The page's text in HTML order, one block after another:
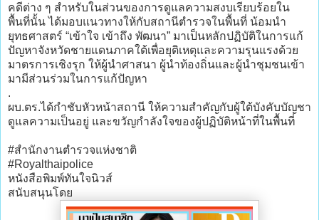
คดีต่าง ๆ สำหรับในส่วนของการดูแลความสงบเรียบร้อยใน
พื้นที่นั้น ได้มอบแนวทางให้กับสถานีตำรวจในพื้นที่ น้อมนำ
ยุทธศาสตร์ “เข้าใจ เข้าถึง พัฒนา” มาเป็นหลักปฏิบัติในการแก้
ปัญหาจังหวัดชายแดนภาคใต้เพื่อยุติเหตุและความรุนแรงด้วย
มาตรการเชิงรุก ให้ผู้นำศาสนา ผู้นำท้องถิ่นและผู้นำชุมชนเข้า
มามีส่วนร่วมในการแก้ปัญหา
.
ผบ.ตร.ได้กำชับหัวหน้าสถานี ให้ความสำคัญกับผู้ใต้บังคับบัญชา
ดูแลความเป็นอยู่ และขวัญกำลังใจของผู้ปฏิบัติหน้าที่ในพื้นที่
#สำนักงานตำรวจแห่งชาติ
#Royalthaipolice
หนังสือพิมพ์ทันใจนิวส์
สนับสนุนโดย